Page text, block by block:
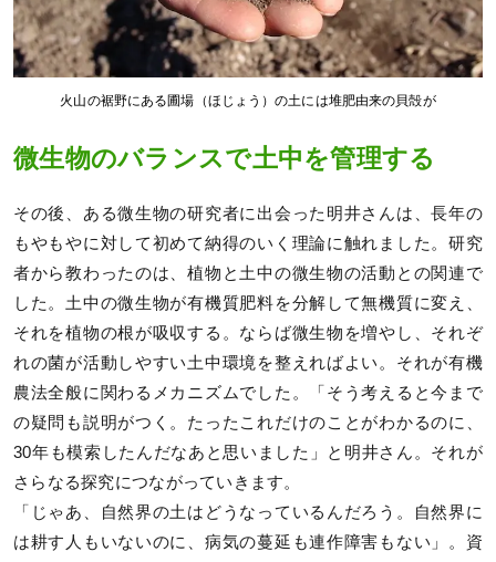
火山の裾野にある圃場（ほじょう）の土には堆肥由来の貝殻が
微生物のバランスで土中を管理する
その後、ある微生物の研究者に出会った明井さんは、長年の
もやもやに対して初めて納得のいく理論に触れました。研究
者から教わったのは、植物と土中の微生物の活動との関連で
した。土中の微生物が有機質肥料を分解して無機質に変え、
それを植物の根が吸収する。ならば微生物を増やし、それぞ
れの菌が活動しやすい土中環境を整えればよい。それが有機
農法全般に関わるメカニズムでした。「そう考えると今まで
の疑問も説明がつく。たったこれだけのことがわかるのに、
30年も模索したんだなあと思いました」と明井さん。それが
さらなる探究につながっていきます。
「じゃあ、自然界の土はどうなっているんだろう。自然界に
は耕す人もいないのに、病気の蔓延も連作障害もない」。資